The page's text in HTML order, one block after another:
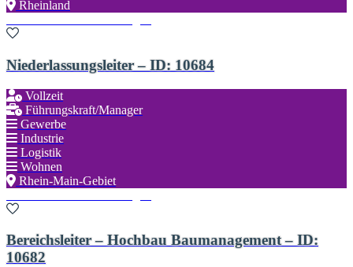
Rheinland
Niederlassungsleiter – ID: 10684
Vollzeit
Führungskraft/Manager
Gewerbe
Industrie
Logistik
Wohnen
Rhein-Main-Gebiet
Bereichsleiter – Hochbau Baumanagement – ID:
10682